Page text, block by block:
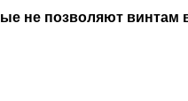
не позволяют винтам